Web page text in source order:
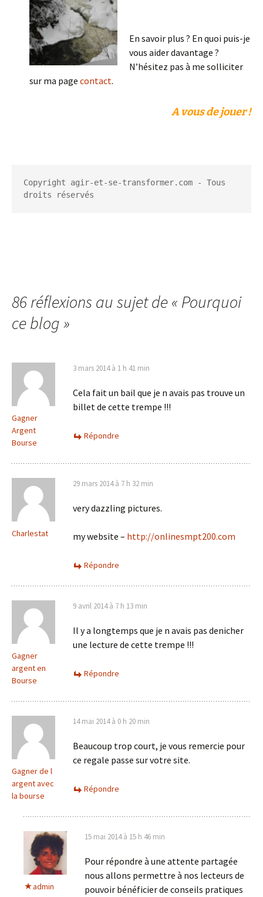
En savoir plus ? En quoi puis-je
vous aider davantage ?
N’hésitez pas à me solliciter
sur ma page contact.
A vous de jouer !
Copyright agir-et-se-transformer.com - Tous
droits réservés
86 réflexions au sujet de « Pourquoi
ce blog»
Gagner
Argent
Bourse
3 mars 2014 à 1 h 41 min
Cela fait un bail que je n avais pas trouve un
billet de cette trempe !!!
Répondre
Charlestat
29 mars 2014 à 7 h 32 min
very dazzling pictures.
my website – http://onlinesmpt200.com
Répondre
Gagner
argent en
Bourse
9 avril 2014 à 7 h 13 min
Il y a longtemps que je n avais pas denicher
une lecture de cette trempe !!!
Répondre
Gagner de l
argent avec
la bourse
14 mai 2014 à 0 h 20 min
Beaucoup trop court, je vous remercie pour
ce regale passe sur votre site.
Répondre
admin
15 mai 2014 à 15 h 46 min
Pour répondre à une attente partagée
nous allons permettre à nos lecteurs de
pouvoir bénéficier de conseils pratiques